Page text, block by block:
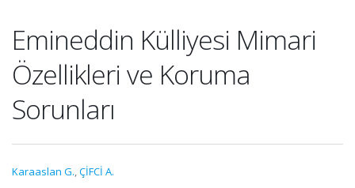
Emineddin Külliyesi Mimari
Özellikleri ve Koruma
Sorunları
Karaaslan G.,ÇİFCİ A.